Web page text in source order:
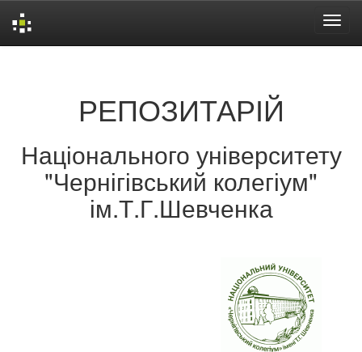
РЕПОЗИТАРІЙ
Національного університету
"Чернігівський колегіум"
ім.Т.Г.Шевченка